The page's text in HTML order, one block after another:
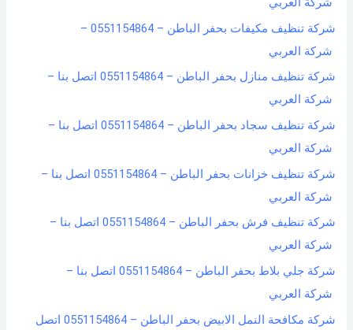
شركة تنظيف مكيفات بحفر الباطن – 0551154864 –
شركة العربي
شركة تنظيف منازل بحفر الباطن – 0551154864 اتصل بنا –
شركة العربي
شركة تنظيف سجاد بحفر الباطن – 0551154864 اتصل بنا –
شركة العربي
شركة تنظيف خزانات بحفر الباطن – 0551154864 اتصل بنا –
شركة العربي
شركة تنظيف فرش بحفر الباطن – 0551154864 اتصل بنا –
شركة العربي
شركة جلي بلاط بحفر الباطن – 0551154864 اتصل بنا –
شركة العربي
شركة مكافحة النمل الابيض بحفر الباطن – 0551154864 اتصل